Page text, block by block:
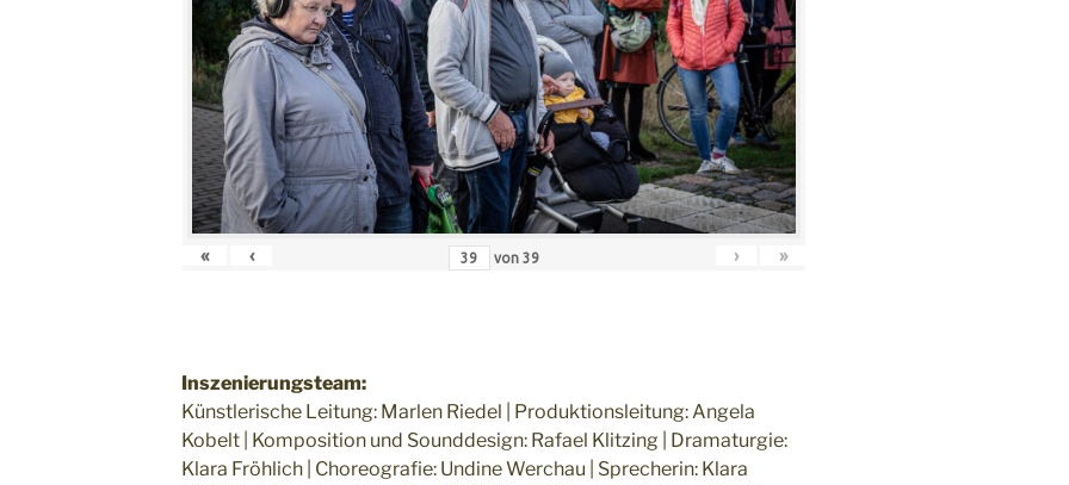
« ‹ von 39 › »
Inszenierungsteam:
Künstlerische Leitung: Marlen Riedel | Produktionsleitung: Angela
Kobelt | Komposition und Sounddesign: Rafael Klitzing | Dramaturgie:
Klara Fröhlich | Choreografie: Undine Werchau | Sprecherin: Klara